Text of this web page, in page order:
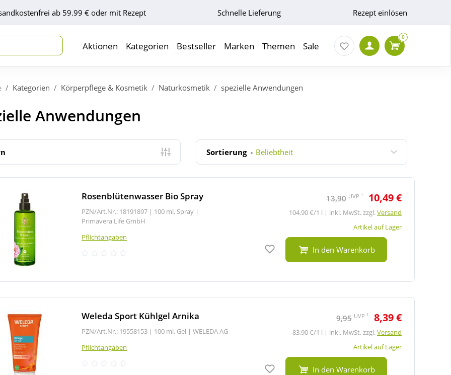
ab 59.99 € oder mit Rezept Schnelle Lieferung Rezept einlösen
Aktionen Kategorien Bestseller Marken Themen Sale
0
Kategorien Körperpflege & Kosmetik Naturkosmetik spezielle Anwendungen
Anwendungen
Sortierung Beliebtheit
Rosenblütenwasser Bio Spray
PZN/Art.Nr.: 18191897 | 100 ml, Spray |
Primavera Life GmbH
Pflichtangaben
13,90 UVP 1 10,49 €
104,90 €/1 l | inkl. MwSt. zzgl.Versand
Artikel auf Lager
Auf den Merkzettel
In den Warenkorb
Weleda Sport Kühlgel Arnika
PZN/Art.Nr.: 19558153 | 100 ml, Gel | WELEDA AG
Pflichtangaben
9,95 UVP 1 8,39 €
83,90 €/1 l | inkl. MwSt. zzgl.Versand
Artikel auf Lager
Auf den Merkzettel
In den Warenkorb